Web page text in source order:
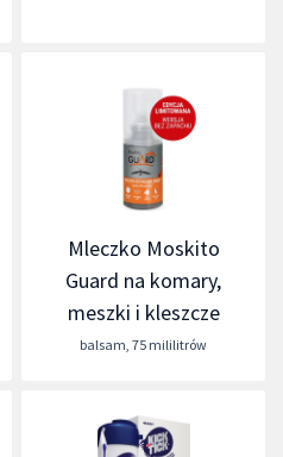
Mleczko Moskito
Guard na komary,
meszki i kleszcze
balsam, 75 mililitrów